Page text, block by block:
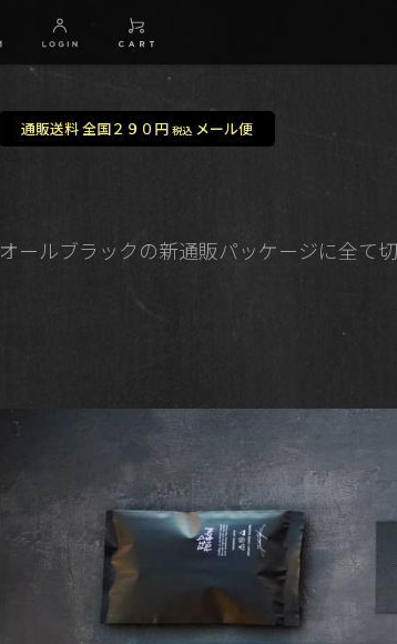
通販送料 全国２９０円 税込メール便
オールブラックの新通販パッケージに全て